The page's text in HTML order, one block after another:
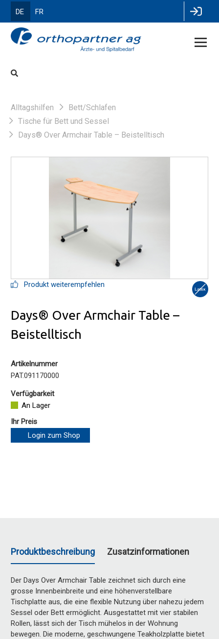
DE FR
Alltagshilfen
Bett/Schlafen
Tische für Bett und Sessel
Days® Over Armchair Table – Beistelltisch
Produkt weiterempfehlen
Days® Over Armchair Table –
Beistelltisch
Artikelnummer
PAT.091170000
Verfügbarkeit
An Lager
Ihr Preis
Login zum Shop
Produktbeschreibung Zusatzinformationen
Der Days Over Armchair Table zeichnet sich durch eine
grosse Innenbeinbreite und eine höhenverstellbare
Tischplatte aus, die eine flexible Nutzung über nahezu jedem
Sessel oder Bett ermöglicht. Ausgestattet mit vier stabilen
Rollen, lässt sich der Tisch mühelos in der Wohnung
bewegen. Die moderne, geschwungene Teakholzplatte bietet